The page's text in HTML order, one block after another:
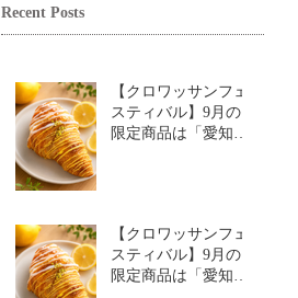
Recent Posts
【クロワッサンフェ
スティバル】9月の
限定商品は「愛知牧
【クロワッサンフェ
スティバル】9月の
限定商品は「愛知牧